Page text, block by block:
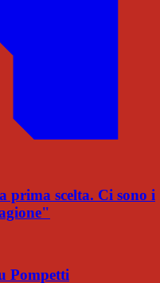
prima scelta. Ci sono i
Pompetti